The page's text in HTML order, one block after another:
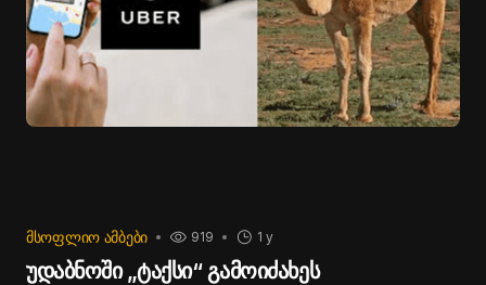
ᲛᲡᲝᲤᲚᲘᲝ ᲐᲛᲑᲔᲑᲘ 1 y
919
უდაბნოში „ტაქსი“ გამოიძახეს